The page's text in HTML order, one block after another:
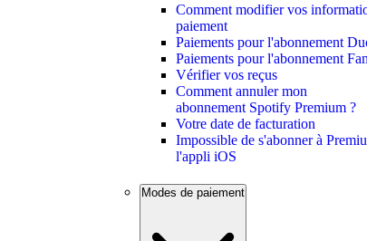
Comment modifier vos
paiement
Paiements pour l'abonnement
Paiements pour l'abonnement
Vérifier vos reçus
Comment annuler mon
abonnement Spotify Premium ?
Votre date de facturation
Impossible de s'abonner à
l'appli iOS
Modes de paiement